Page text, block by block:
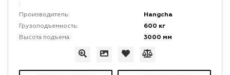
:
Производитель:
Hangcha
Грузоподъемность: 600 кг
Высота подъема: 3000 мм